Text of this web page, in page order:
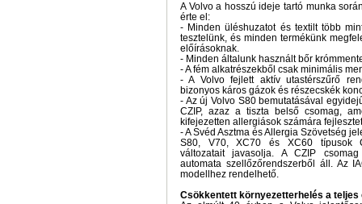
A Volvo a hosszú ideje tartó munka
érte el:
- Minden üléshuzatot és textilt több
tesztelünk, és minden termékünk
előírásoknak.
- Minden általunk használt bőr
- A fém alkatrészekből csak minimális
- A Volvo fejlett aktív utastérszűrő
bizonyos káros gázok és részecskék
- Az új Volvo S80 bemutatásával
CZIP, azaz a tiszta belső csomag,
kifejezetten allergiások számára
- A Svéd Asztma és Allergia Szövetség
S80, V70, XC70 és XC60 típusok
változatait javasolja. A CZIP
automata szellőzőrendszerből áll. Az
modellhez rendelhető.
Csökkentett környezetterhelés a